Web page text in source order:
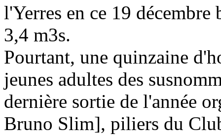
l'Yerres en ce 19 décembre
3,4 m3s.
Pourtant, une quinzaine
jeunes adultes des
dernière sortie de l'année
Bruno Slim], piliers du